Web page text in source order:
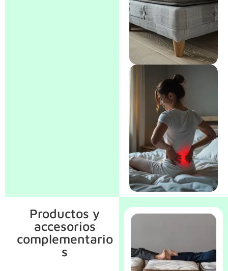
Colchones de
muelles
ensacados
Colchones
tradicionales de
muelles
Productos y
accesorios
complementario
s